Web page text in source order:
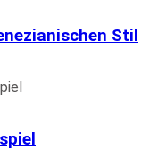
Stil